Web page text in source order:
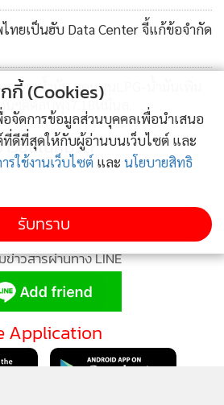
ร โภชนาการ รวมถึงความปลอดภัยนั้น
เทศที่เป็นผู้ผลิตและส่งออกอาหารที่
าหลักที่ส่งออก ได้แก่ ข้าว (ผลิต 22
น) แป้งมันสำปะหลัง (ผลิต 7 ล้านตัน
ากไก่ และสุกร ขณะเดียวกันยังเป็น
อาหาร เช่น ปลาทะเลแช่แข็ง ข้าวสาลี
งสินค้าที่ต้องนำเข้านั้นทางภาครัฐจะมี
ม่ให้ประชาชนเดือดร้อน และเมื่อ
ปทาน (supply) อาหารของไทยแล้ว
ประสบปัญหาวิกฤตความมั่นคงด้าน
ทยเป็นฮับ Data Center จี้แก้ข้อจำกัด
องทุนน้ำมัน อุดหนุนLPG-น้ำมันเพิ่ม
นฯติดลบพุ่ง7.18หมื่นล.
วอื่นในหมวด
าวสารผ่านทาง LINE
Application
กี้ (Cookies)
อจัดการข้อมูลส่วนบุคคลเพื่อนำเสนอ
ดีที่สุดให้กับผู้อ่านบนเว็บไซต์ และ
รใช้งานเว็บไซต์ และ นโยบายสิทธิ
รับทราบ